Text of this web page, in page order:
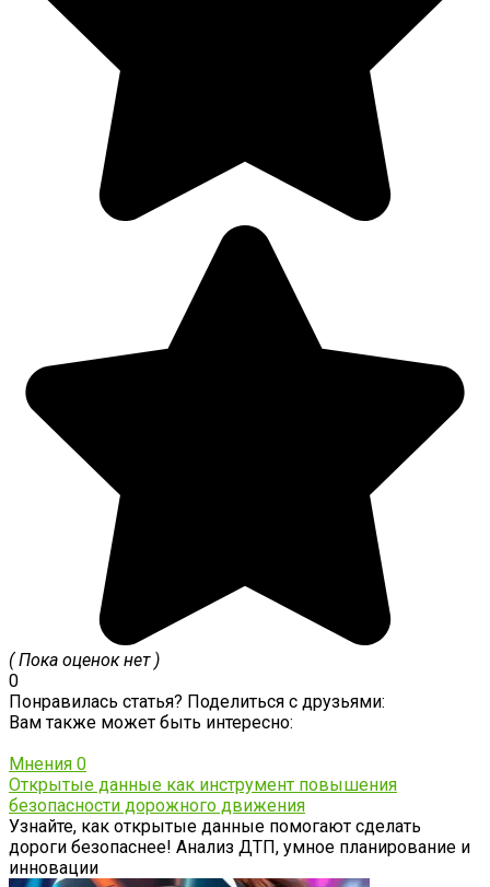
( Пока оценок нет )
0
Понравилась статья? Поделиться с друзьями:
Вам также может быть интересно:
Мнения 0
Открытые данные как инструмент повышения
безопасности дорожного движения
Узнайте, как открытые данные помогают сделать
дороги безопаснее! Анализ ДТП, умное планирование и
инновации